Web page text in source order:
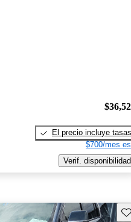
El precio incluye tasas
$700/mes
Verif. disponibilidad